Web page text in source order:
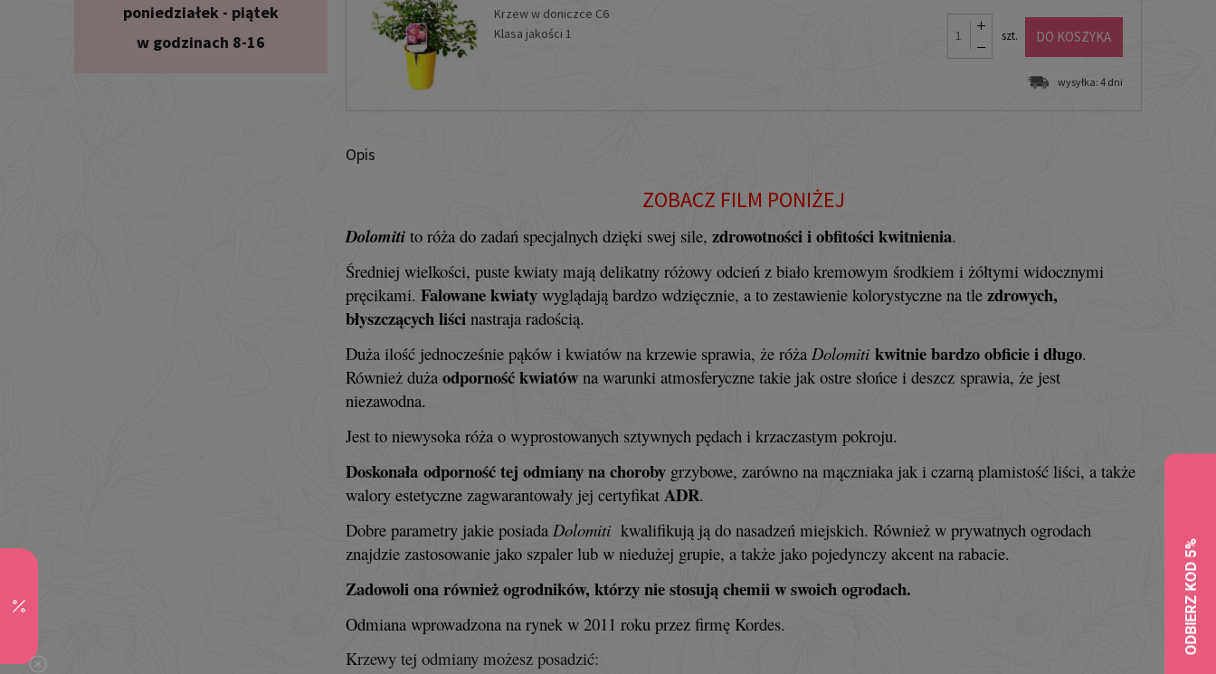
poniedziałek - piątek
w godzinach 8-16
Opis
ZOBACZ FILM PONIŻEJ
Dolomiti to róża do zadań specjalnych dzięki swej sile, zdrowotności i obfitości kwitnienia.
Średniej wielkości, puste kwiaty mają delikatny różowy odcień z biało kremowym środkiem i żółtymi widocznymi
pręcikami. Falowane kwiaty wyglądają bardzo wdzięcznie, a to zestawienie kolorystyczne na tle zdrowych,
błyszczących liści nastraja radością.
Duża ilość jednocześnie pąków i kwiatów na krzewie sprawia, że róża Dolomiti kwitnie bardzo obficie i długo.
Również duża odporność kwiatów na warunki atmosferyczne takie jak ostre słońce i deszcz sprawia, że jest
niezawodna.
Jest to niewysoka róża o wyprostowanych sztywnych pędach i krzaczastym pokroju.
Doskonała odporność tej odmiany na choroby grzybowe, zarówno na mączniaka jak i czarną plamistość liści, a także
walory estetyczne zagwarantowały jej certyfikat ADR.
Dobre parametry jakie posiada Dolomiti kwalifikują ją do nasadzeń miejskich. Również w prywatnych ogrodach
znajdzie zastosowanie jako szpaler lub w niedużej grupie, a także jako pojedynczy akcent na rabacie.
Zadowoli ona również ogrodników, którzy nie stosują chemii w swoich ogrodach.
Odmiana wprowadzona na rynek w 2011 roku przez firmę Kordes.
Krzewy tej odmiany możesz posadzić:
Krzew w doniczce C6
Klasa jakości 1
szt. DO KOSZYKA
wysyłka: 4 dni